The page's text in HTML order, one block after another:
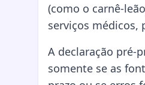
(como o carnê-
serviços médicos,
A declaração pré-
somente se as